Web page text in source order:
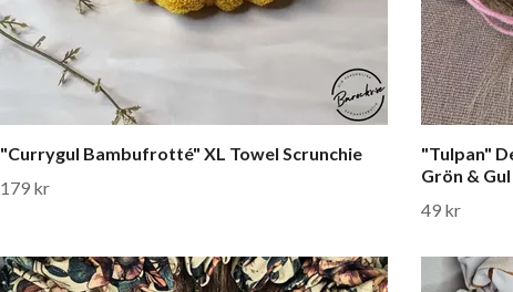
"Currygul Bambufrotté" XL Towel Scrunchie
179 kr
"Tulpan"
Grön &
49 kr